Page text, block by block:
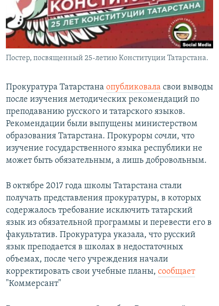
Постер, посвященный 25-летию Конституции Татарстана.
Прокуратура Татарстана опубликовала свои выводы
после изучения методических рекомендаций по
преподаванию русского и татарского языков.
Рекомендации были выпущены министерством
образования Татарстана. Прокуроры сочли, что
изучение государственного языка республики не
может быть обязательным, а лишь добровольным.
В октябре 2017 года школы Татарстана стали
получать представления прокуратуры, в которых
содержалось требование исключить татарский
язык из обязательной программы и перевести его в
факультатив. Прокуратура указала, что русский
язык преподается в школах в недостаточных
объемах, после чего учреждения начали
корректировать свои учебные планы, сообщает
"Коммерсант"